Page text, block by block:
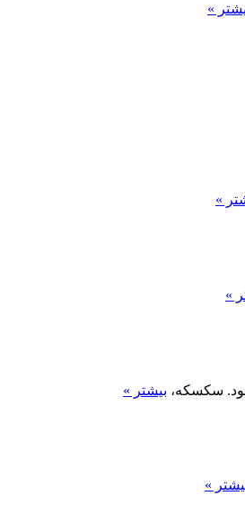
»
»
»
سکسکه، بیشتر »
»